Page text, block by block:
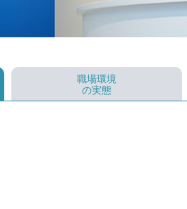
職場環境
の実態